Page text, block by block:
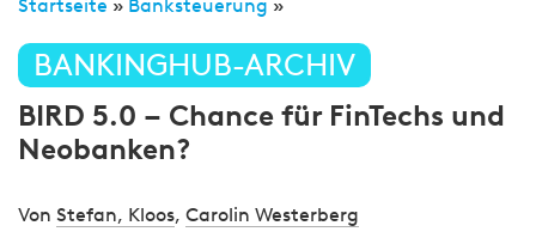
Startseite » Banksteuerung »
BANKINGHUB-ARCHIV
BIRD 5.0 – Chance für FinTechs und
Neobanken?
Von Stefan, Kloos, Carolin Westerberg